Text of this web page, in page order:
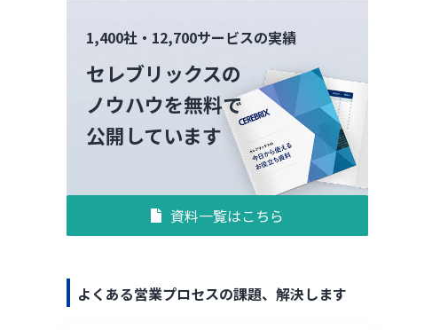
1,400社・12,700サービスの実績
セレブリックスの
ノウハウを無料で
公開しています
資料一覧はこちら
よくある営業プロセスの課題、解決します